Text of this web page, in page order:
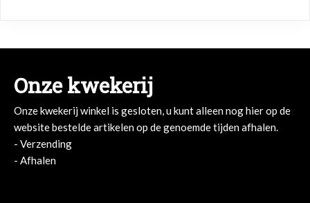
Onze kwekerij
Onze kwekerij winkel is gesloten, u kunt alleen nog hier op de
website bestelde artikelen op de genoemde tijden afhalen.
- Verzending
- Afhalen